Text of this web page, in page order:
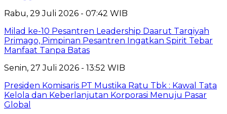
Rabu, 29 Juli 2026 - 07:42 WIB
Milad ke-10 Pesantren Leadership Daarut Tarqiyah
Primago, Pimpinan Pesantren Ingatkan Spirit Tebar
Manfaat Tanpa Batas
Senin, 27 Juli 2026 - 13:52 WIB
Presiden Komisaris PT Mustika Ratu Tbk : Kawal Tata
Kelola dan Keberlanjutan Korporasi Menuju Pasar
Global